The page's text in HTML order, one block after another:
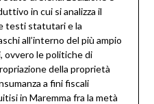
in cui si analizza il
testi statutari e la
all’interno del più ampio
le politiche di
della proprietà
a fini fiscali
in Maremma fra la metà